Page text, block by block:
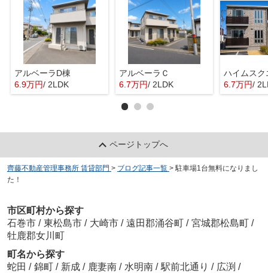
アルベーラD棟
6.9万円/ 2LDK
アルベーラＣ
6.7万円/ 2LDK 6.7万円/
ページトップへ
齊藤不動産管理事務所 賃貸部門 > ブログ記事一覧 > 駐車場1台無料になりまし
た！
市区町村から探す
石巻市 / 東松島市 / 大崎市 / 遠田郡涌谷町 / 宮城郡松島町 /
牡鹿郡女川町
町名から探す
蛇田 / 錦町 / 新成 / 鹿妻南 / 水明南 / 駅前北通り / 広渕 /